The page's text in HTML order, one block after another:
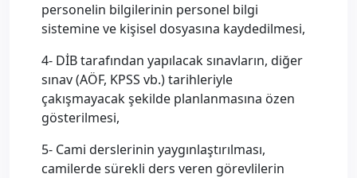
personelin bilgilerinin personel bilgi
sistemine ve kişisel dosyasına kaydedilmesi,
4- DİB tarafından yapılacak sınavların, diğer
sınav (AÖF, KPSS vb.) tarihleriyle
çakışmayacak şekilde planlanmasına özen
gösterilmesi,
5- Cami derslerinin yaygınlaştırılması,
camilerde sürekli ders veren görevlilerin